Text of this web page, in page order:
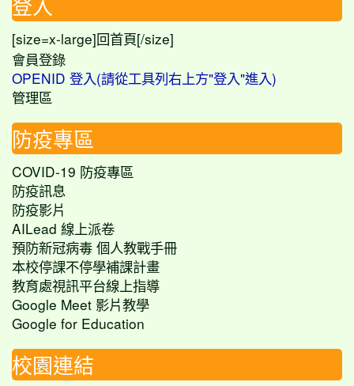
[size=x-large] 回首頁[/size]
會員登錄
OPENID 登入(請從工具列右上方"登入"進入)
管理區
防疫專區
COVID-19 防疫專區
防疫訊息
防疫影片
AILead 線上派卷
預防新冠病毒 個人教戰手冊
本校停課不停學補課計畫
教育處視訊平台線上指導
Google Meet 影片教學
Google for Education
校園連結